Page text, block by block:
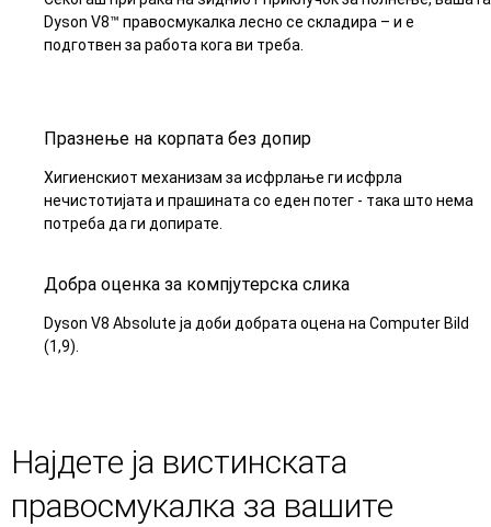
Dyson V8™ правосмукалка лесно се складира – и е
подготвен за работа кога ви треба.
Празнење на корпата без допир
Хигиенскиот механизам за исфрлање ги исфрла
нечистотијата и прашината со еден потег - така што нема
потреба да ги допирате.
Добра оценка за компјутерска слика
Dyson V8 Absolute ја доби добрата оцена на Computer Bild
(1,9).
Најдете ја вистинската
правосмукалка за вашите